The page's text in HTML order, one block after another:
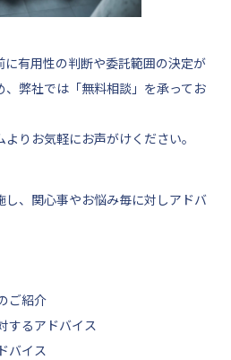
有用性の判断や委託範囲の決定が
弊社では「無料相談」を承ってお
りお気軽にお声がけください。
し、関心事やお悩み毎に対しアドバ
ご紹介
するアドバイス
バイス